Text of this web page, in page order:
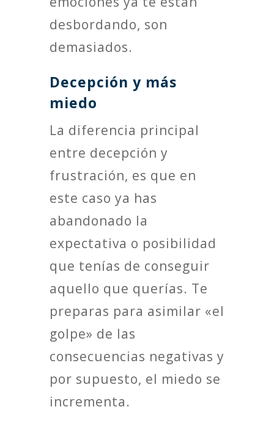
desbordando, son
demasiados.
Decepción y más
miedo
La diferencia principal
entre decepción y
frustración, es que en
este caso ya has
abandonado la
expectativa o posibilidad
que tenías de conseguir
aquello que querías. Te
preparas para asimilar «el
golpe» de las
consecuencias negativas y
por supuesto, el miedo se
incrementa.